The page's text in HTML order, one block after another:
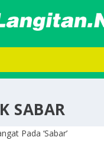
SABAR